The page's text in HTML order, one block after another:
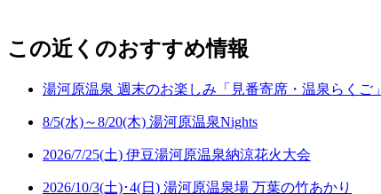
この近くのおすすめ情報
湯河原温泉 週末のお楽しみ「見番寄席・温泉らくご」
8/5(水)～8/20(木) 湯河原温泉Nights
2026/7/25(土) 伊豆湯河原温泉納涼花火大会
2026/10/3(土)･4(日) 湯河原温泉場 万葉の竹あかり